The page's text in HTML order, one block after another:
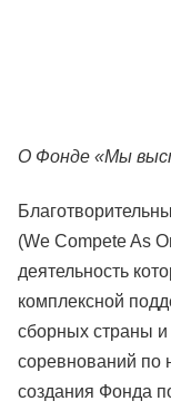
О Фонде «Мы
(We Сompete As
деятельность
комплексной
сборных страны
соревнований по
создания Фонда